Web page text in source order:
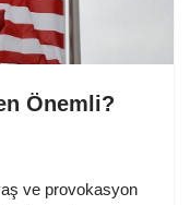
Önemli?
ve provokasyon